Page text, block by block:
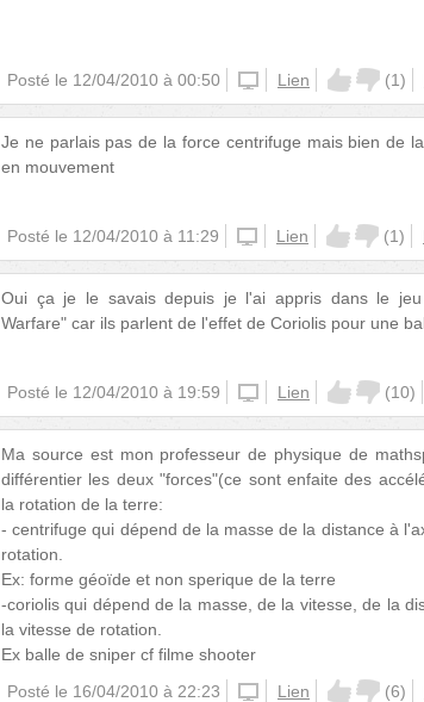
Posté le 12/04/2010 à 00:50 unknown
Lien (1)
Je ne parlais pas de la force centrifuge mais bien de
en mouvement
Posté le 12/04/2010 à 11:29 unknown
Lien (1)
Oui ça je le savais depuis je l'ai appris dans le
Warfare" car ils parlent de l'effet de Coriolis pour une
Posté le 12/04/2010 à 19:59 unknown
Lien (10)
Ma source est mon professeur de physique de
différentier les deux "forces"(ce sont enfaite des
la rotation de la terre:
- centrifuge qui dépend de la masse de la distance à
rotation.
Ex: forme géoïde et non sperique de la terre
-coriolis qui dépend de la masse, de la vitesse, de la
la vitesse de rotation.
Ex balle de sniper cf filme shooter
Posté le 16/04/2010 à 22:23 unknown
Lien (6)